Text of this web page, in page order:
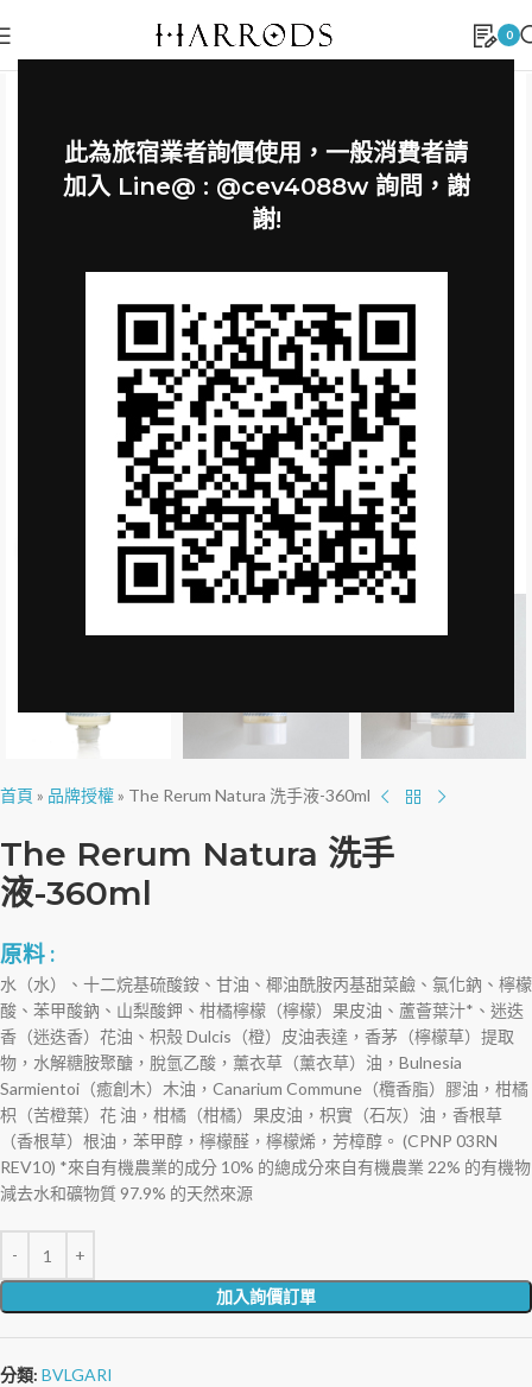
此為旅宿業者詢價使用，一般消費者請
加入 Line@ : @cev4088w 詢問，謝
謝!
0
Click to enlarge
首頁 » 品牌授權» The Rerum Natura 洗手液-360ml
The Rerum Natura 洗手
液-360ml
原料 :
水（水）、十二烷基硫酸銨、甘油、椰油酰胺丙基甜菜鹼、氯化鈉、檸檬
酸、苯甲酸鈉、山梨酸鉀、柑橘檸檬（檸檬）果皮油、蘆薈葉汁*、迷迭
香（迷迭香）花油、枳殼 Dulcis（橙）皮油表達，香茅（檸檬草）提取
物，水解糖胺聚醣，脫氫乙酸，薰衣草（薰衣草）油，Bulnesia
Sarmientoi（癒創木）木油，Canarium Commune（欖香脂）膠油，柑橘
枳（苦橙葉）花 油，柑橘（柑橘）果皮油，枳實（石灰）油，香根草
（香根草）根油，苯甲醇，檸檬醛，檸檬烯，芳樟醇。 (CPNP 03RN
REV10) *來自有機農業的成分 10% 的總成分來自有機農業 22% 的有機物
減去水和礦物質 97.9% 的天然來源
加入詢價訂單
分類: BVLGARI